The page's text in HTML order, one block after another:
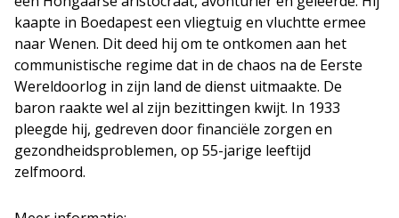
kaapte in Boedapest een vliegtuig en vluchtte ermee
naar Wenen. Dit deed hij om te ontkomen aan het
communistische regime dat in de chaos na de Eerste
Wereldoorlog in zijn land de dienst uitmaakte. De
baron raakte wel al zijn bezittingen kwijt. In 1933
pleegde hij, gedreven door financiële zorgen en
gezondheidsproblemen, op 55-jarige leeftijd
zelfmoord.